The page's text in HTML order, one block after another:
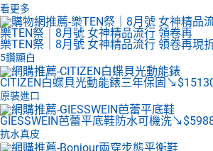
看更多
樂TEN祭｜8月號 女神精品流行 領卷再
樂TEN祭｜8月號 女神精品流行 領卷再現
5鑽顯白
CITIZEN白蝶貝光動能錶三年保固
原裝進口
GIESSWEIN芭蕾平底鞋防水可機洗
抗水真皮